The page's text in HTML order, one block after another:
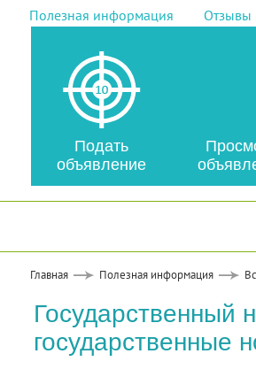
Полезная информация Отзывы
Подать
объявление
Главная Полезная информация
Государственный
государственные